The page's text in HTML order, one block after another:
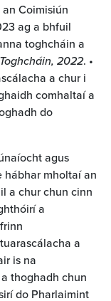
Coimisiún
ag a bhfuil
toghcháin a
2022. •
a chur i
comhaltaí a
do
agus
mholtaí an
a chur chun cinn
a
a
is na
thoghadh chun
do Pharlaimint